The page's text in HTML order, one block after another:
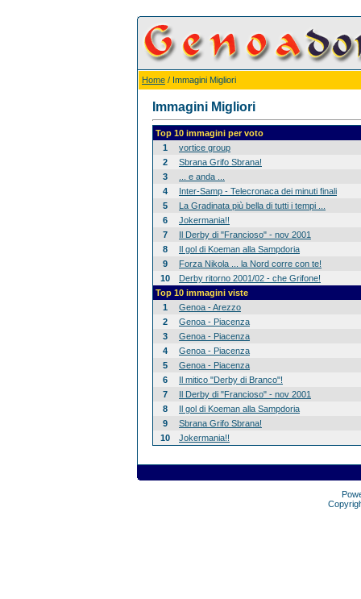
Home / Immagini Migliori
Immagini Migliori
Top 10 immagini per voto
1
vortice group
2
Sbrana Grifo Sbrana!
3
... e anda ...
4
Inter-Samp - Telecronaca dei minuti finali
5
La Gradinata più bella di tutti i tempi ...
6
Jokermania!!
7
Il Derby di "Francioso" - nov 2001
8
Il gol di Koeman alla Sampdoria
9
Forza Nikola ... la Nord corre con te!
10
Derby ritorno 2001/02 - che Grifone!
Top 10 immagini viste
1
Genoa - Arezzo
2
Genoa - Piacenza
3
Genoa - Piacenza
4
Genoa - Piacenza
5
Genoa - Piacenza
6
Il mitico "Derby di Branco"!
7
Il Derby di "Francioso" - nov 2001
8
Il gol di Koeman alla Sampdoria
9
Sbrana Grifo Sbrana!
10
Jokermania!!